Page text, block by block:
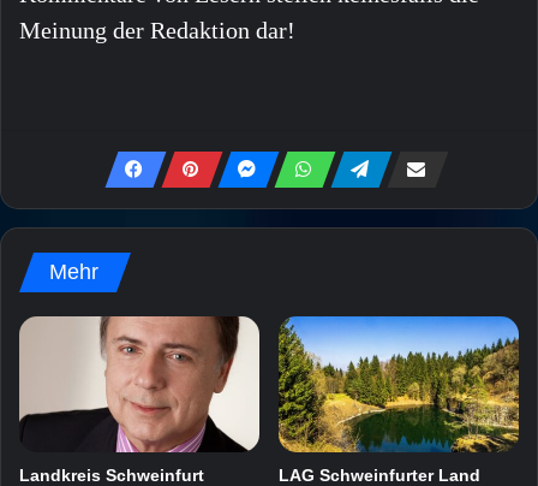
Meinung der Redaktion dar!
Mehr
Landkreis Schweinfurt
LAG Schweinfurter Land